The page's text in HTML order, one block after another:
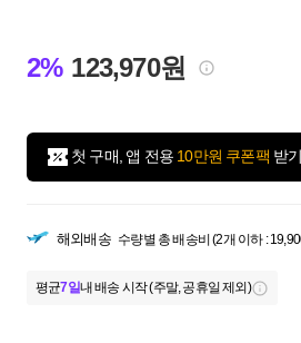
2% 123,970원
첫 구매, 앱 전용 10만원 쿠폰팩 받기
해외배송 수량별 총 배송비 (2개 이하 :
평균7일내 배송 시작 (주말, 공휴일 제외)